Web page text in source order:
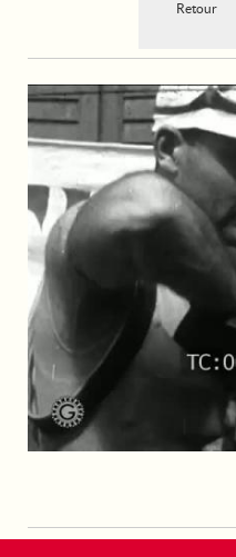
Retour